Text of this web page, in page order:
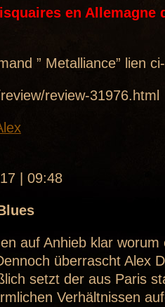
en Allemagne
” Metalliance” lien
review-31976.html
| 09:48
auf Anhieb klar worum
überrascht Alex
setzt der aus Paris
Verhältnissen